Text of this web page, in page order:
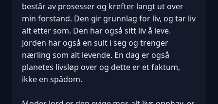
består av prosesser og krefter langt ut over
min forstand. Den gir grunnlag for liv, og tar liv
alt etter som. Den har også sitt liv å leve.
Jorden har også en sult i seg og trenger
nærling som alt levende. En dag er også
planetes livsløp over og dette er et faktum,
ikke en spådom.